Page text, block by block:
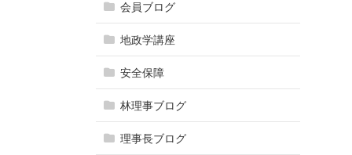
会員ブログ
地政学講座
安全保障
林理事ブログ
理事長ブログ